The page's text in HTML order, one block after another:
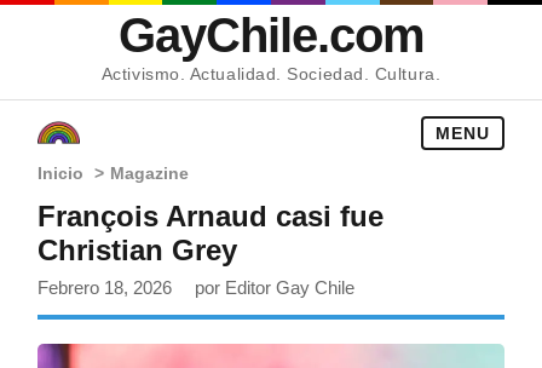
GayChile.com
Activismo. Actualidad. Sociedad. Cultura.
MENU
Inicio > Magazine
François Arnaud casi fue
Christian Grey
Febrero 18, 2026 por Editor Gay Chile